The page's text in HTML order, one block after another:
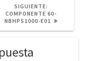
SIGUIENTE:
POST:
COMPONENTE 60-
NBHPS1000-E01